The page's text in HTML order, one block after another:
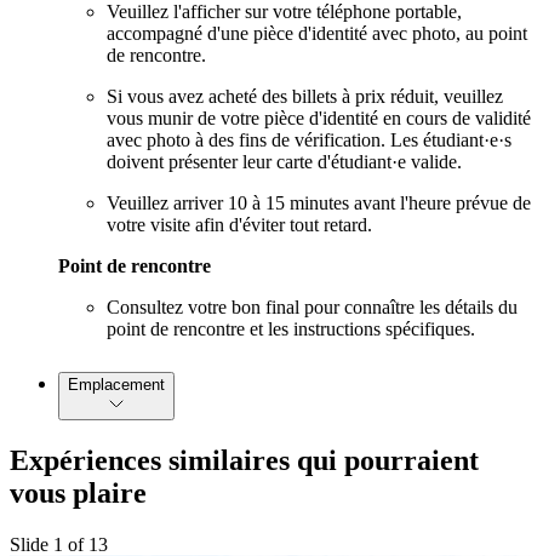
Veuillez l'afficher sur votre téléphone portable,
accompagné d'une pièce d'identité avec photo, au point
de rencontre.
Si vous avez acheté des billets à prix réduit, veuillez
vous munir de votre pièce d'identité en cours de validité
avec photo à des fins de vérification. Les étudiant·e·s
doivent présenter leur carte d'étudiant·e valide.
Veuillez arriver 10 à 15 minutes avant l'heure prévue de
votre visite afin d'éviter tout retard.
Point de rencontre
Consultez votre bon final pour connaître les détails du
point de rencontre et les instructions spécifiques.
Emplacement
Expériences similaires qui pourraient
vous plaire
Slide 1 of 13